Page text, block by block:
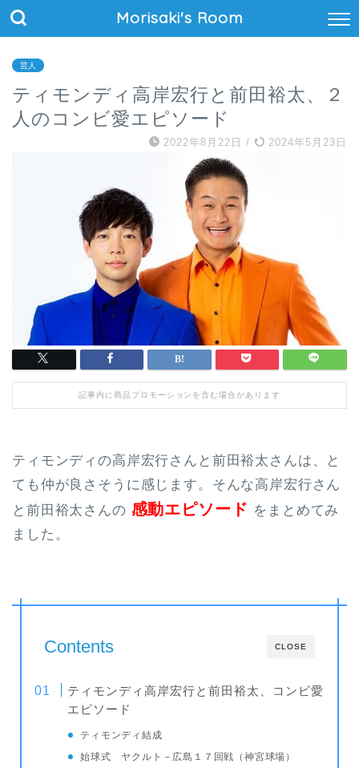
Morisaki's Room
芸人
ティモンディ高岸宏行と前田裕太、２
人のコンビ愛エピソード
2022年8月22日 / 2024年5月23日
記事内に商品プロモーションを含む場合があります
ティモンディの高岸宏行さんと前田裕太さんは、と
ても仲が良さそうに感じます。そんな高岸宏行さん
と前田裕太さんの 感動エピソード をまとめてみ
ました。
CLOSE
Contents
ティモンディ高岸宏行と前田裕太、コンビ愛
エピソード
ティモンディ結成
始球式 ヤクルト－広島１７回戦（神宮球場）